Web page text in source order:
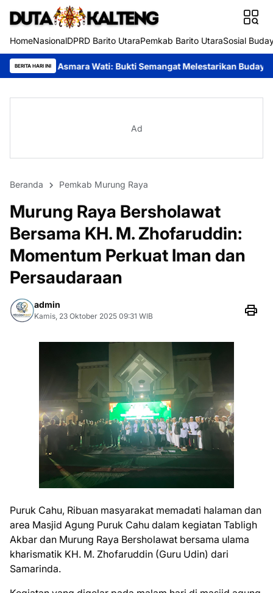
HomeNasionalDPRD Barito UtaraPemkab Barito UtaraSosial
BERITA HARI INI
Wati: Bukti Semangat Melestarikan Budaya Festival Budaya
Ad
Beranda Pemkab Murung Raya
Murung Raya Bersholawat
Bersama KH. M. Zhofaruddin:
Momentum Perkuat Iman dan
Persaudaraan
admin
Kamis, 23 Oktober 2025 09:31 WIB
Puruk Cahu, Ribuan masyarakat memadati halaman dan
area Masjid Agung Puruk Cahu dalam kegiatan Tabligh
Akbar dan Murung Raya Bersholawat bersama ulama
kharismatik KH. M. Zhofaruddin (Guru Udin) dari
Samarinda.